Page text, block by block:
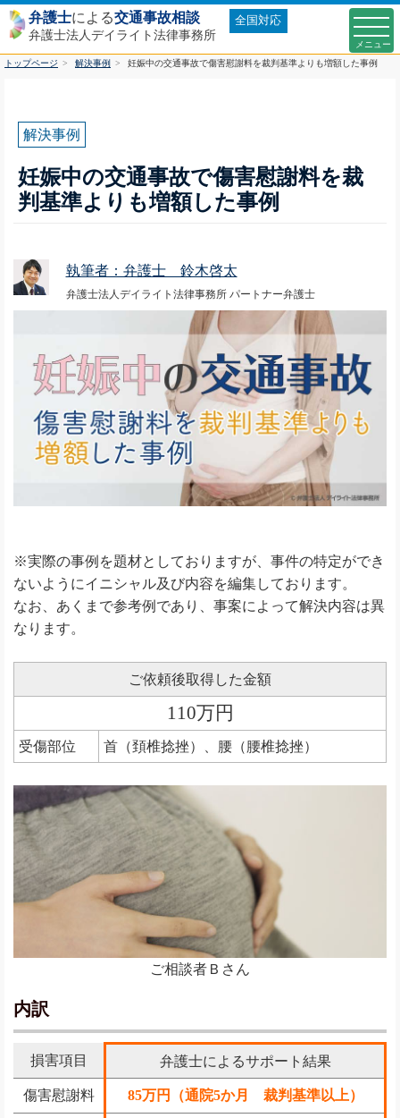
弁護士による交通事故相談
弁護士法人デイライト法律事務所
全国対応
トップページ 解決事例 妊娠中の交通事故で傷害慰謝料を裁判基準よりも増額した事例
解決事例
妊娠中の交通事故で傷害慰謝料を裁
判基準よりも増額した事例
執筆者：弁護士 鈴木啓太
弁護士法人デイライト法律事務所 パートナー弁護士
※実際の事例を題材としておりますが、事件の特定ができ
ないようにイニシャル及び内容を編集しております。
なお、あくまで参考例であり、事案によって解決内容は異
なります。
ご依頼後取得した金額
110万円
受傷部位 首（頚椎捻挫）、腰（腰椎捻挫）
ご相談者Ｂさん
内訳
損害項目 弁護士によるサポート結果
傷害慰謝料 85万円（通院5か月 裁判基準以上）